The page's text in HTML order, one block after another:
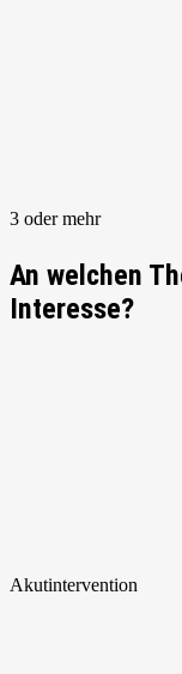
3 oder mehr
An welchen
Interesse?
Akutintervention